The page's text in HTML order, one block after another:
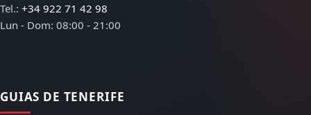
Tel.: +34 922 71 42 98
Lun - Dom: 08:00 - 21:00
GUIAS DE TENERIFE